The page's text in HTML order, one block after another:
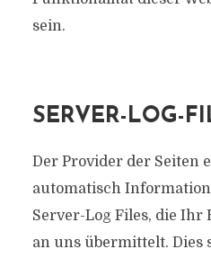
sein.
SERVER-LOG-
Der Provider der Seiten
automatisch
Server-Log Files, die Ihr
an uns übermittelt. Dies